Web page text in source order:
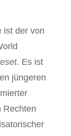
ist der von
. Es ist
jüngeren
Rechten